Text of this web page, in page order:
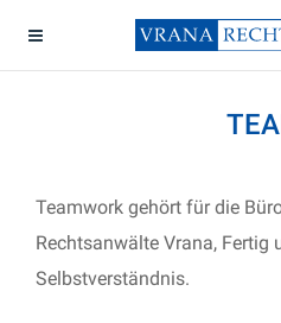
Teamwork gehört für die
Rechtsanwälte Vrana, Fertig
Selbstverständnis.